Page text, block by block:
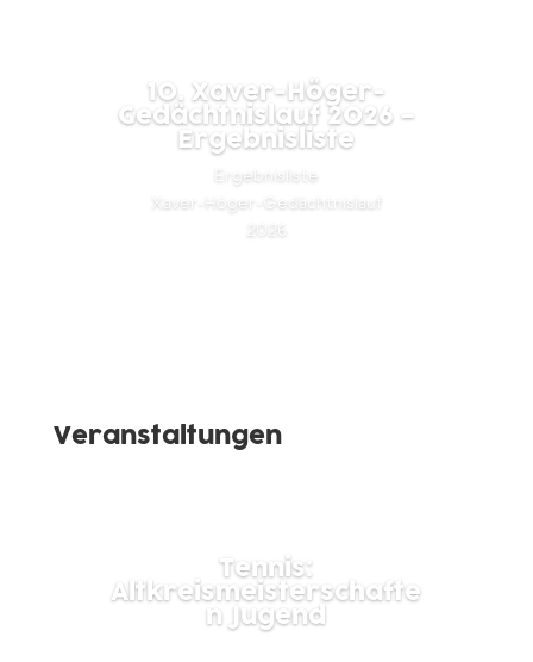
10. Xaver-Höger-
Gedächtnislauf 2026 –
Ergebnisliste
Ergebnisliste
Xaver-Höger-Gedächtnislauf
2026
Veranstaltungen
Tennis:
Altkreismeisterschafte
n Jugend